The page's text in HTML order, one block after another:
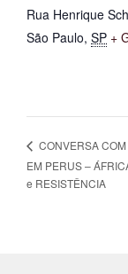
Rua Henrique
São Paulo, SP +
CONVERSA
EM PERUS –
e RESISTÊNCIA